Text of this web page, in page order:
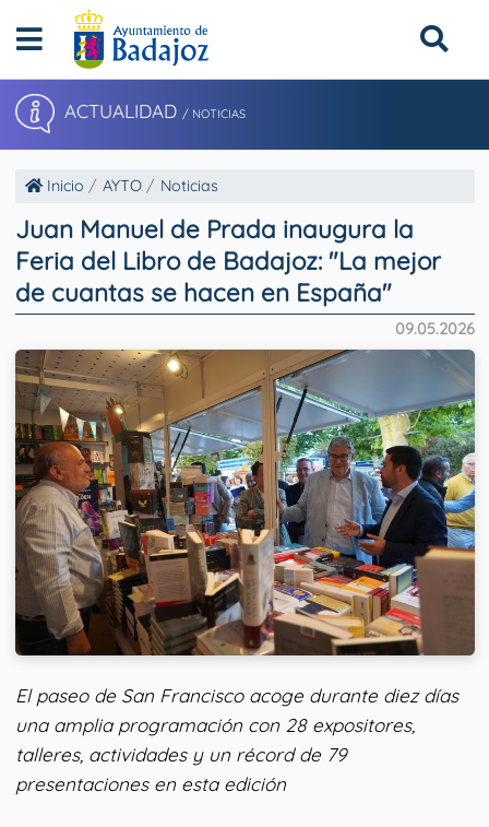
ACTUALIDAD / NOTICIAS
Inicio AYTO Noticias
Juan Manuel de Prada inaugura la
Feria del Libro de Badajoz: "La mejor
de cuantas se hacen en España"
09.05.2026
El paseo de San Francisco acoge durante diez días
una amplia programación con 28 expositores,
talleres, actividades y un récord de 79
presentaciones en esta edición